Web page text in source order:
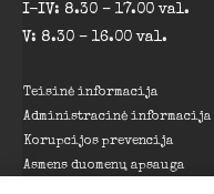
I-IV: 8.30 – 17.00 val.
V: 8.30 – 16.00 val.
Teisinė informacija
Administracinė informacija
Korupcijos prevencija
Asmens duomenų apsauga